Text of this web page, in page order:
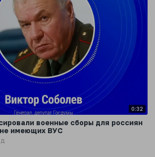
0:32
военные сборы для россиян
имеющих ВУС